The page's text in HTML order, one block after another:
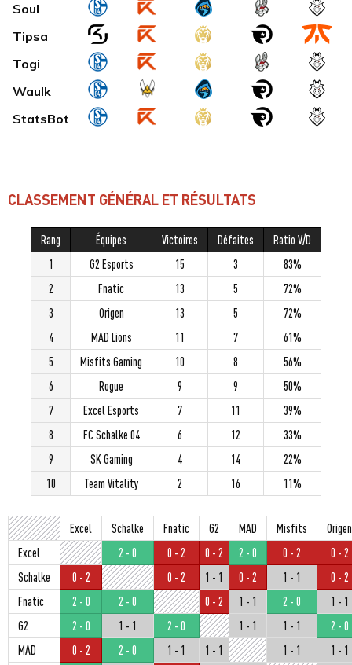
Soul
Tipsa
Togi
Waulk
StatsBot
CLASSEMENT GÉNÉRAL ET RÉSULTATS
Rang Équipes Victoires Défaites
Ratio V/D
1
G2 Esports 15 3
83%
2
Fnatic 13 5
72%
3
Origen 13 5
72%
4
MAD Lions 11 7
61%
5
Misfits Gaming 10 8
56%
6
Rogue 9 9
50%
7
Excel Esports 7 11
39%
8
FC Schalke 04 6 12
33%
9
SK Gaming 4 14
22%
10
Team Vitality 2 16 11%
Excel Schalke Fnatic G2 MAD Misfits
Origen
Excel
2 - 0 0 - 2 0 - 2 2 - 0 0 - 2
0 - 2
Schalke
0 - 2 0 - 2 1 - 1 0 - 2 1 - 1
0 - 2
Fnatic
2 - 0 2 - 0 0 - 2 1 - 1 2 - 0
1 - 1
G2
2 - 0 1 - 1 2 - 0 1 - 1 1 - 1
2 - 0
MAD
0 - 2 2 - 0 1 - 1 1 - 1 1 - 1
1 - 1